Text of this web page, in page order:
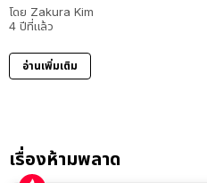
โดย Zakura Kim
4 ปีที่แล้ว
อ่านเพิ่มเติม
เรื่องห้ามพลาด